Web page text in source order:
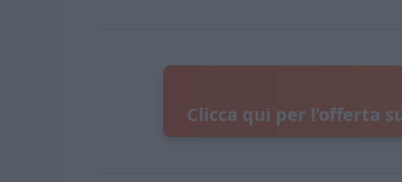
Clicca qui per l’offerta